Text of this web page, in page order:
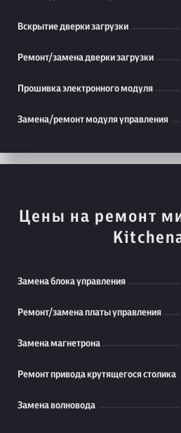
Вскрытие дверки загрузки
Ремонт/замена дверки загрузки
Прошивка электронного модуля
Замена/ремонт модуля управления
Цены на ремонт
Замена блока управления
Ремонт/замена платы управления
Замена магнетрона
Ремонт привода крутящегося столика
Замена волновода